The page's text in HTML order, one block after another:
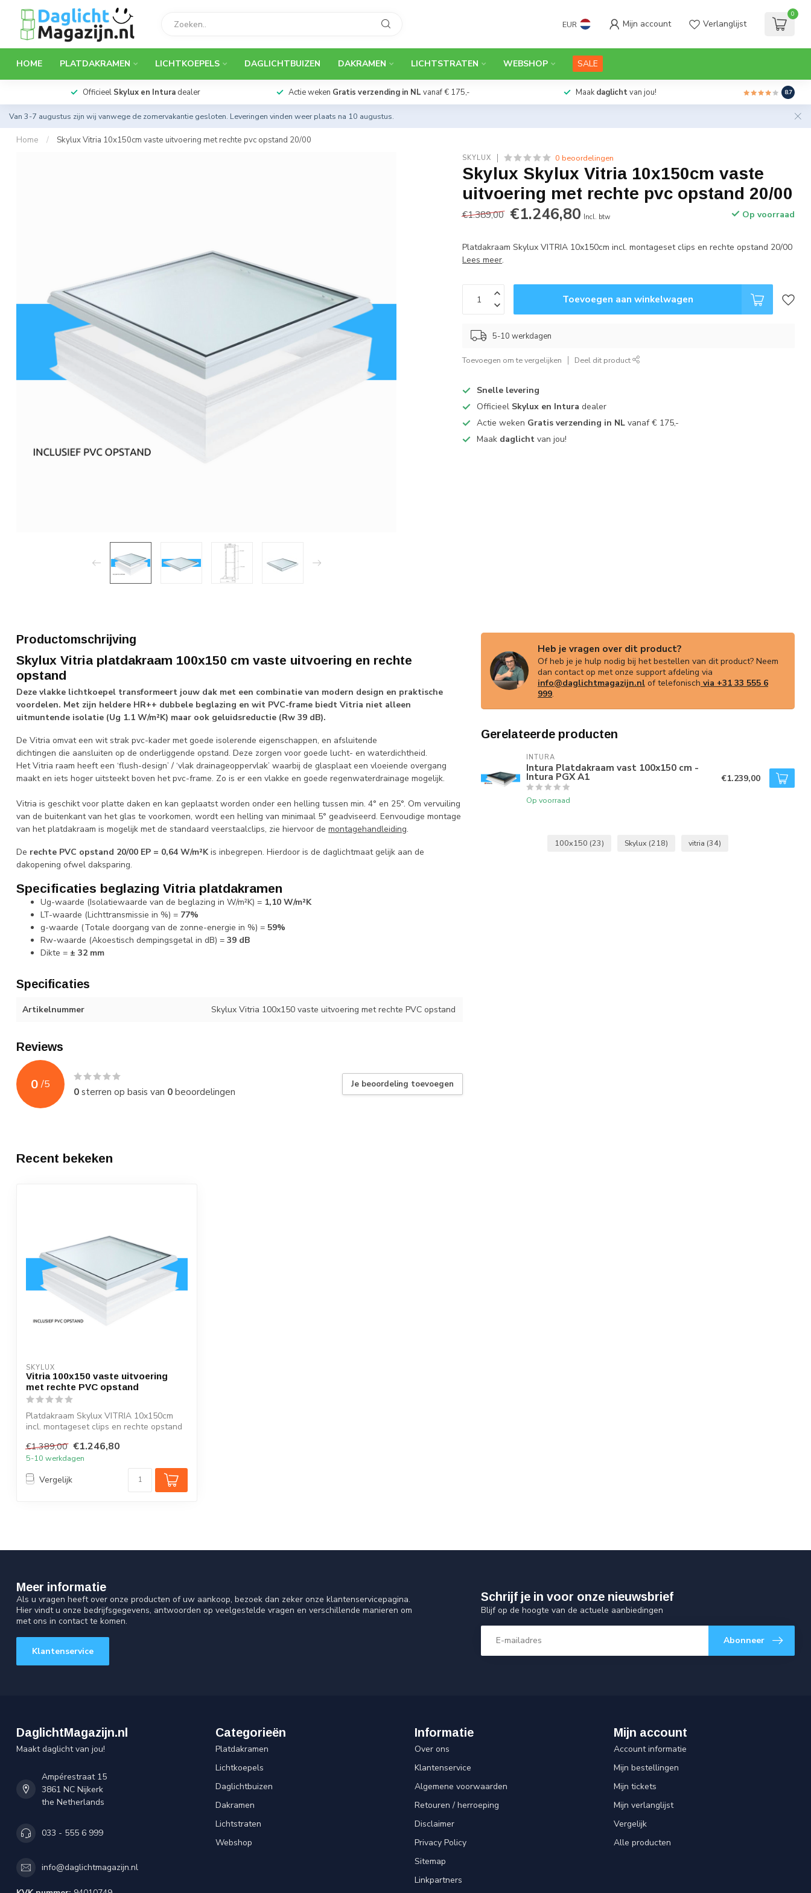
EUR Mijn account Verlanglijst
0
HOME PLATDAKRAMEN LICHTKOEPELS DAGLICHTBUIZEN DAKRAMEN LICHTSTRATEN WEBSHOP SALE
Officieel Skylux en Intura dealer Actie weken Gratis verzending in NL vanaf € 175,- Maakdaglichtvan jou! 8.7
Van 3-7 augustus zijn wij vanwege de zomervakantie gesloten. Leveringen vinden weer plaats na 10 augustus.
Home / Skylux Vitria 10x150cm vaste uitvoering met rechte pvc opstand 20/00
SKYLUX 0 beoordelingen
Skylux Skylux Vitria 10x150cm vaste
uitvoering met rechte pvc opstand 20/00
€1.389,00 €1.246,80 Incl. btw Op voorraad
Platdakraam Skylux VITRIA 10x150cm incl. montageset clips en rechte opstand 20/00
Lees meer.
Toevoegen aan winkelwagen
5-10 werkdagen
Toevoegen om te vergelijken Deel dit product
Snelle levering
Officieel Skylux en Intura dealer
Actie weken Gratis verzending in NL vanaf € 175,-
Maak daglicht van jou!
Productomschrijving
Skylux Vitria platdakraam 100x150 cm vaste uitvoering en rechte
opstand
Deze vlakke lichtkoepel transformeert jouw dak met een combinatie van modern design en praktische
voordelen. Met zijn heldere HR++ dubbele beglazing en wit PVC-frame biedt Vitria niet alleen
uitmuntende isolatie (Ug 1.1 W/m²K) maar ook geluidsreductie (Rw 39 dB).
De Vitria omvat een wit strak pvc-kader met goede isolerende eigenschappen, en afsluitende
dichtingen die aansluiten op de onderliggende opstand. Deze zorgen voor goede lucht- en waterdichtheid.
Het Vitria raam heeft een ‘flush-design’ / ‘vlak drainageoppervlak’ waarbij de glasplaat een vloeiende overgang
maakt en iets hoger uitsteekt boven het pvc-frame. Zo is er een vlakke en goede regenwaterdrainage mogelijk.
Vitria is geschikt voor platte daken en kan geplaatst worden onder een helling tussen min. 4° en 25°. Om vervuiling
van de buitenkant van het glas te voorkomen, wordt een helling van minimaal 5° geadviseerd. Eenvoudige montage
van het platdakraam is mogelijk met de standaard veerstaalclips, zie hiervoor de montagehandleiding.
De rechte PVC opstand 20/00 EP = 0,64 W/m²Kis inbegrepen. Hierdoor is de daglichtmaat gelijk aan de
dakopening ofwel daksparing.
Specificaties beglazing Vitria platdakramen
Ug-waarde (Isolatiewaarde van de beglazing in W/m²K) = 1,10 W/m²K
LT-waarde (Lichttransmissie in %) = 77%
g-waarde (Totale doorgang van de zonne-energie in %) = 59%
Rw-waarde (Akoestisch dempingsgetal in dB) = 39 dB
Dikte = ± 32 mm
Specificaties
Artikelnummer Skylux Vitria 100x150 vaste uitvoering met rechte PVC opstand
Reviews
0 /5
0sterren op basis van 0beoordelingen
Je beoordeling toevoegen
Heb je vragen over dit product?
Of heb je je hulp nodig bij het bestellen van dit product? Neem
dan contact op met onze support afdeling via
info@daglichtmagazijn.nl of telefonisch via +31 33 555 6
999.
Gerelateerde producten
INTURA
Intura Platdakraam vast 100x150 cm -
Intura PGX A1
Op voorraad
€1.239,00
100x150 (23) Skylux (218) vitria (34)
Recent bekeken
SKYLUX
Vitria 100x150 vaste uitvoering
met rechte PVC opstand
Platdakraam Skylux VITRIA 10x150cm
incl. montageset clips en rechte opstand
€1.389,00 €1.246,80
5-10 werkdagen
Vergelijk
Meer informatie
Als u vragen heeft over onze producten of uw aankoop, bezoek dan zeker onze klantenservicepagina.
Hier vindt u onze bedrijfsgegevens, antwoorden op veelgestelde vragen en verschillende manieren om
met ons in contact te komen.
Klantenservice
Schrijf je in voor onze nieuwsbrief
Blijf op de hoogte van de actuele aanbiedingen
Abonneer
DaglichtMagazijn.nl
Maakt daglicht van jou!
Ampérestraat 15
3861 NC Nijkerk
the Netherlands
033 - 555 6 999
info@daglichtmagazijn.nl
Categorieën
Platdakramen
Lichtkoepels
Daglichtbuizen
Dakramen
Lichtstraten
Webshop
Informatie
Over ons
Klantenservice
Algemene voorwaarden
Retouren / herroeping
Disclaimer
Privacy Policy
Sitemap
Linkpartners
Mijn account
Account informatie
Mijn bestellingen
Mijn tickets
Mijn verlanglijst
Vergelijk
Alle producten